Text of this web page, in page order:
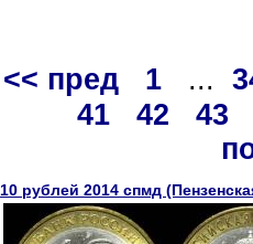
<< пред 1 ...
41
42
43
10 рублей 2014 спмд